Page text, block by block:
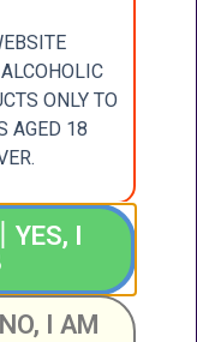
洋酒有限公
司
KEE
成運道25-27
業大廈地下2
號舖
G/F, Shing
ONLY TO
AGED 18
YES, I
I AM